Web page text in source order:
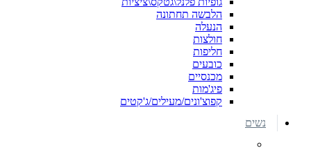
הלבשה תחתונה
הנעלה
חולצות
חליפות
כובעים
מכנסיים
פיג'מות
קפוצ'ונים/מעילים/ג'קטים
נשים